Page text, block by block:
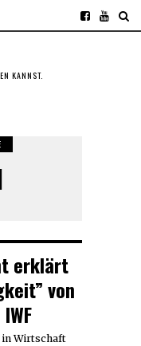
KANNST.
erklärt
von
in Wirtschaft